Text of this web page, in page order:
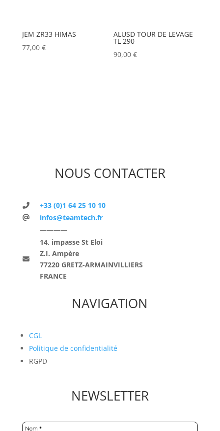
JEM ZR33 HIMAS
77,00 €
ALUSD TOUR DE LEVAGE
TL 290
90,00€
NOUS CONTACTER
+33 (0)1 64 25 10 10
infos@teamtech.fr
————
14, impasse St Eloi
Z.I. Ampère
77220 GRETZ-ARMAINVILLIERS
FRANCE
NAVIGATION
CGL
Politique de confidentialité
RGPD
NEWSLETTER